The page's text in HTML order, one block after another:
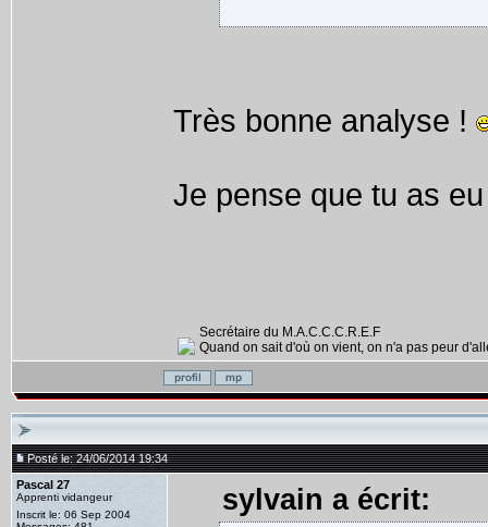
Très bonne analyse !
Je pense que tu as
Secrétaire du M.A.C.C.C.R.E.F
Quand on sait d'où on vient, on n'a pas peur
Posté le: 24/06/2014 19:34
Pascal 27
Apprenti vidangeur
Inscrit le: 06 Sep 2004
sylvain a écrit: